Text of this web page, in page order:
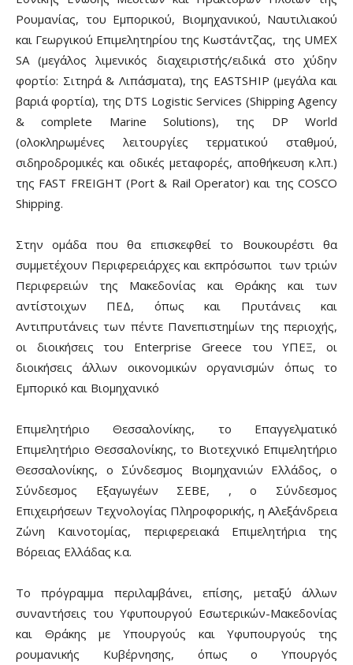
Ρουμανίας, του Εμπορικού, Βιομηχανικού, Ναυτιλιακού
και Γεωργικού Επιμελητηρίου της Κωστάντζας, της UMEX
SA (μεγάλος λιμενικός διαχειριστής/ειδικά στο χύδην
φορτίο: Σιτηρά & Λιπάσματα), της EASTSHIP (μεγάλα και
βαριά φορτία), της DTS Logistic Services (Shipping Agency
& complete Marine Solutions), της DP World
(ολοκληρωμένες λειτουργίες τερματικού σταθμού,
σιδηροδρομικές και οδικές μεταφορές, αποθήκευση κ.λπ.)
της FAST FREIGHT (Port & Rail Operator) και της COSCO
Shipping.
Στην ομάδα που θα επισκεφθεί το Βουκουρέστι θα
συμμετέχουν Περιφερειάρχες και εκπρόσωποι των τριών
Περιφερειών της Μακεδονίας και Θράκης και των
αντίστοιχων ΠΕΔ, όπως και Πρυτάνεις και
Αντιπρυτάνεις των πέντε Πανεπιστημίων της περιοχής,
οι διοικήσεις του Enterprise Greece του ΥΠΕΞ, οι
διοικήσεις άλλων οικονομικών οργανισμών όπως το
Εμπορικό και Βιομηχανικό
Επιμελητήριο Θεσσαλονίκης, το Επαγγελματικό
Επιμελητήριο Θεσσαλονίκης, το Βιοτεχνικό Επιμελητήριο
Θεσσαλονίκης, ο Σύνδεσμος Βιομηχανιών Ελλάδος, ο
Σύνδεσμος Εξαγωγέων ΣΕΒΕ, , ο Σύνδεσμος
Επιχειρήσεων Τεχνολογίας Πληροφορικής, η Αλεξάνδρεια
Ζώνη Καινοτομίας, περιφερειακά Επιμελητήρια της
Βόρειας Ελλάδας κ.α.
Το πρόγραμμα περιλαμβάνει, επίσης, μεταξύ άλλων
συναντήσεις του Υφυπουργού Εσωτερικών-Μακεδονίας
και Θράκης με Υπουργούς και Υφυπουργούς της
ρουμανικής Κυβέρνησης, όπως ο Υπουργός